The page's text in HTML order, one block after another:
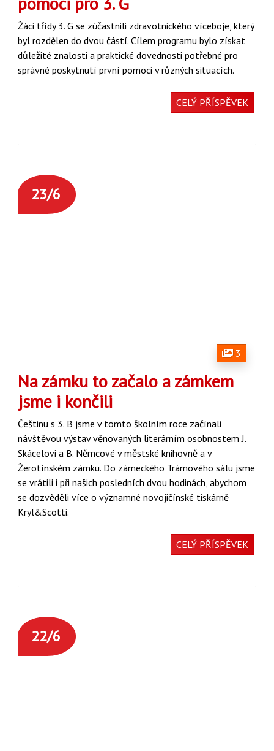
Žáci třídy 3. G se zúčastnili zdravotnického víceboje, který
byl rozdělen do dvou částí. Cílemprogramu bylo získat
důležité znalosti a praktické dovednosti potřebné pro
správnéposkytnutí první pomoci v různých situacích.
CELÝ PŘÍSPĚVEK
23/6
3
Na zámku to začalo a zámkem
jsme i končili
Češtinu s 3. B jsme v tomto školním roce začínali
návštěvou výstav věnovaných literárnímosobnostem J.
Skácelovi a B. Němcové v městské knihovně a v
Žerotínském zámku. Do zámeckého Trámového sálu jsme
se vrátili i při našich posledních dvou hodinách,abychom
se dozvěděli více o významné novojičínské tiskárně
Kryl&Scotti.
CELÝ PŘÍSPĚVEK
22/6